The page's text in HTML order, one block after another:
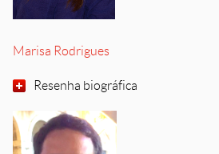
Marisa Rodrigues
Resenha biográfica